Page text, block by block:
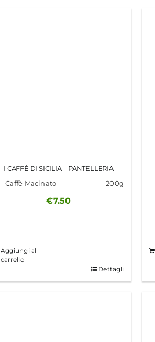
I CAFFÈ DI SICILIA – PANTELLERIA
Caffè Macinato
200g
€7.50
Aggiungi al
carrello
Dettagli